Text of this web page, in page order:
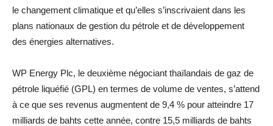
le changement climatique et qu’elles s’inscrivaient dans les
plans nationaux de gestion du pétrole et de développement
des énergies alternatives.
WP Energy Plc, le deuxième négociant thaïlandais de gaz de
pétrole liquéfié (GPL) en termes de volume de ventes, s’attend
à ce que ses revenus augmentent de 9,4 % pour atteindre 17
milliards de bahts cette année, contre 15,5 milliards de bahts